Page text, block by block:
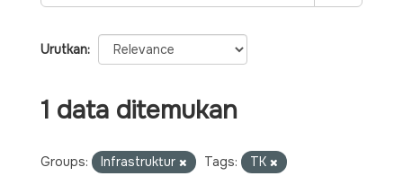
Urutkan
1 data ditemukan
Groups: Infrastruktur Tags:
TK